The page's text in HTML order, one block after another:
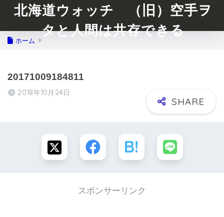
北海道ウォッチ （旧）空手ヲ
タと人間は共存できる
ホーム
20171009184811
2018年10月24日
スポンサーリンク